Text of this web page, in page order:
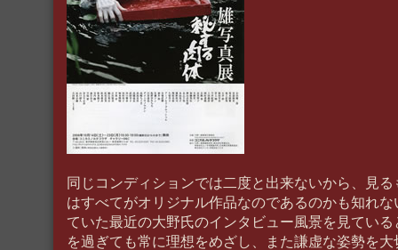
同じコンディションでは二度と出来ないから、見
はすべてがオリジナル作品なのであるのかも知れ
ていた最近の大野氏のインタビュー風景を見てい
を過ぎても常に理想をめざし、また謙虚な姿勢を